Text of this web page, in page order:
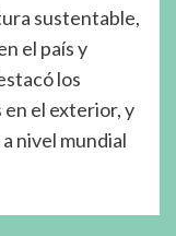
sustentable,
el país y
los
el exterior, y
nivel mundial